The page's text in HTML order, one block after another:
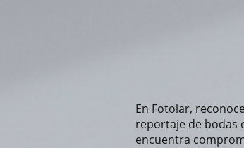
En Fotolar,
reportaje de bodas
encuentra